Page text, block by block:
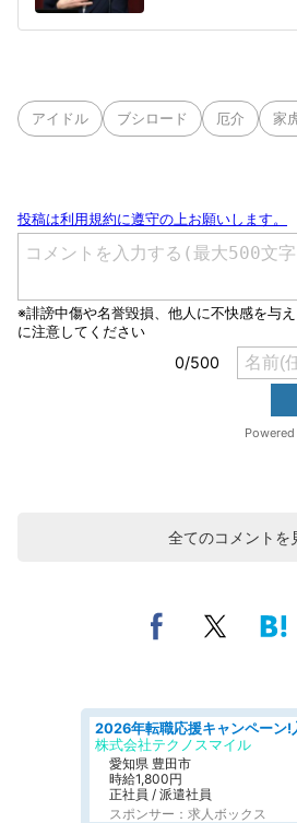
アイドル ブシロード 厄介 家
全てのコメントを
株式会社テクノスマイル
愛知県 豊田市
時給1,800円
正社員 / 派遣社員
スポンサー：求人ボックス